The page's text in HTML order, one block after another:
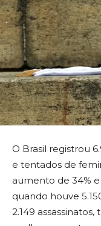
O Brasil registrou
e tentados de
aumento de 34%
quando houve
2.149